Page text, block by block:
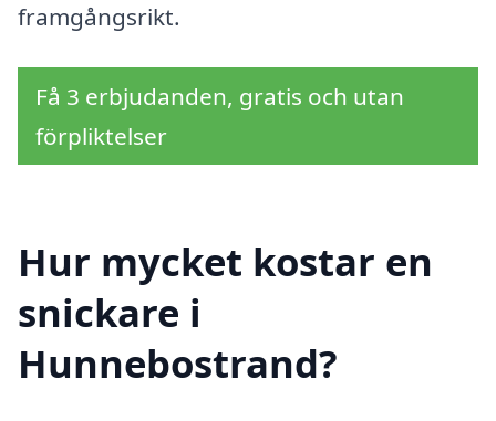
framgångsrikt.
Få 3 erbjudanden, gratis och utan
förpliktelser
Hur mycket kostar en
snickare i
Hunnebostrand?